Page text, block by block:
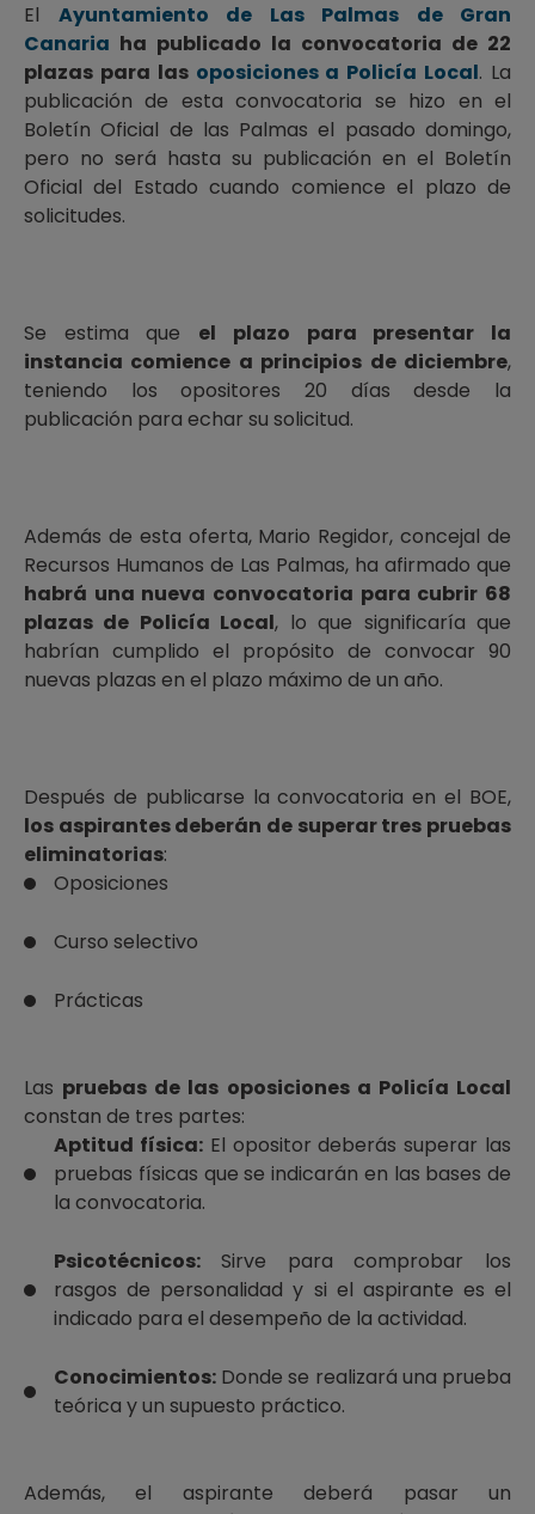
El Ayuntamiento de Las Palmas de Gran
Canaria ha publicado la convocatoria de 22
plazas para las oposiciones a Policía Local. La
publicación de esta convocatoria se hizo en el
Boletín Oficial de las Palmas el pasado domingo,
pero no será hasta su publicación en el Boletín
Oficial del Estado cuando comience el plazo de
solicitudes.
Se estima que el plazo para presentar la
instancia comience a principios de diciembre,
teniendo los opositores 20 días desde la
publicación para echar su solicitud.
Además de esta oferta, Mario Regidor, concejal de
Recursos Humanos de Las Palmas, ha afirmado que
habrá una nueva convocatoria para cubrir 68
plazas de Policía Local, lo que significaría que
habrían cumplido el propósito de convocar 90
nuevas plazas en el plazo máximo de un año.
Después de publicarse la convocatoria en el BOE,
los aspirantes deberán de superar tres pruebas
eliminatorias:
Oposiciones
Curso selectivo
Prácticas
Las pruebas de las oposiciones a Policía Local
constan de tres partes:
Aptitud física:El opositor deberás superar las
pruebas físicas que se indicarán en las bases de
la convocatoria.
Psicotécnicos: Sirve para comprobar los
rasgos de personalidad y si el aspirante es el
indicado para el desempeño de la actividad.
Conocimientos: Donde se realizará una prueba
teórica y un supuesto práctico.
Además, el aspirante deberá pasar un